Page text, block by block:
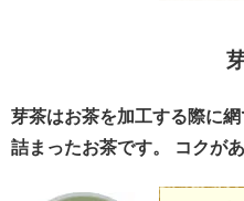
芽茶はお茶を加工する際に
詰まったお茶です。 コクが